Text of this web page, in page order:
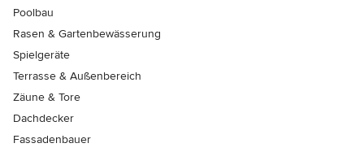
Poolbau
Rasen & Gartenbewässerung
Spielgeräte
Terrasse & Außenbereich
Zäune & Tore
Dachdecker
Fassadenbauer